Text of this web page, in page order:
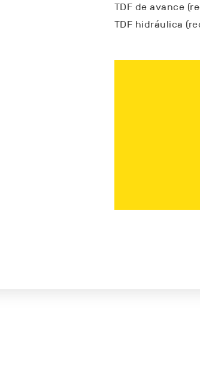
TDF de avance
TDF hidráulica